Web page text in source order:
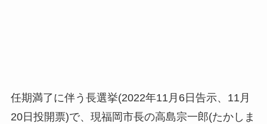
任期満了に伴う長選挙(2022年11月6日告示、11月
20日投開票)で、現福岡市長の高島宗一郎(たかしま